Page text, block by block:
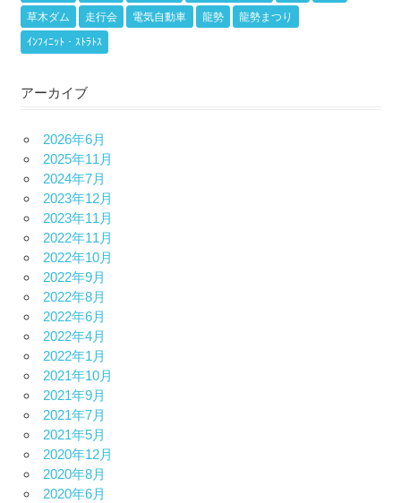
草木ダム 走行会 電気自動車 龍勢 龍勢まつり
ｲﾝﾌｨﾆｯﾄ・ｽﾄﾗﾄｽ
アーカイブ
2026年6月
2025年11月
2024年7月
2023年12月
2023年11月
2022年11月
2022年10月
2022年9月
2022年8月
2022年6月
2022年4月
2022年1月
2021年10月
2021年9月
2021年7月
2021年5月
2020年12月
2020年8月
2020年6月